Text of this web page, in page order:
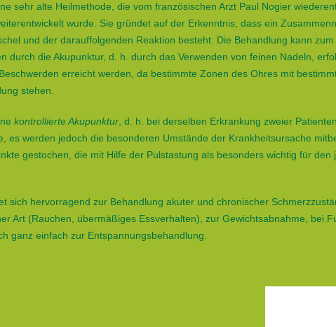
sehr alte Heilmethode, die vom französischen Arzt Paul Nogier
wurde. Sie gründet auf der Erkenntnis, dass ein
und der darauffolgenden Reaktion besteht. Die Behandlung kann
durch die Akupunktur, d. h. durch das Verwenden von feinen Nadeln,
erreicht werden, da bestimmte Zonen des Ohres mit
stehen.
kontrollierte Akupunktur , d. h. bei derselben Erkrankung zweier
es werden jedoch die besonderen Umstände der Krankheitsursache
gestochen, die mit Hilfe der Pulstastung als besonders wichtig für den
sich hervorragend zur Behandlung akuter und chronischer
Art (Rauchen, übermäßiges Essverhalten), zur Gewichtsabnahme, bei
ganz einfach zur Entspannungsbehandlung.